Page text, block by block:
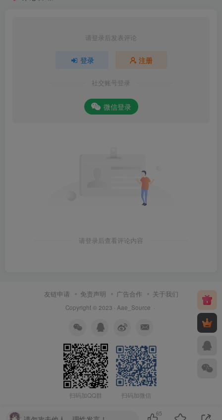
请登录后发表评论
登录 注册
社交账号登录
微信登录
请登录后查看评论内容
友链申请 免责声明 广告合作 关于我们
Copyright © 2023 · Aae_Source ·
扫码加QQ群 扫码加微信
65